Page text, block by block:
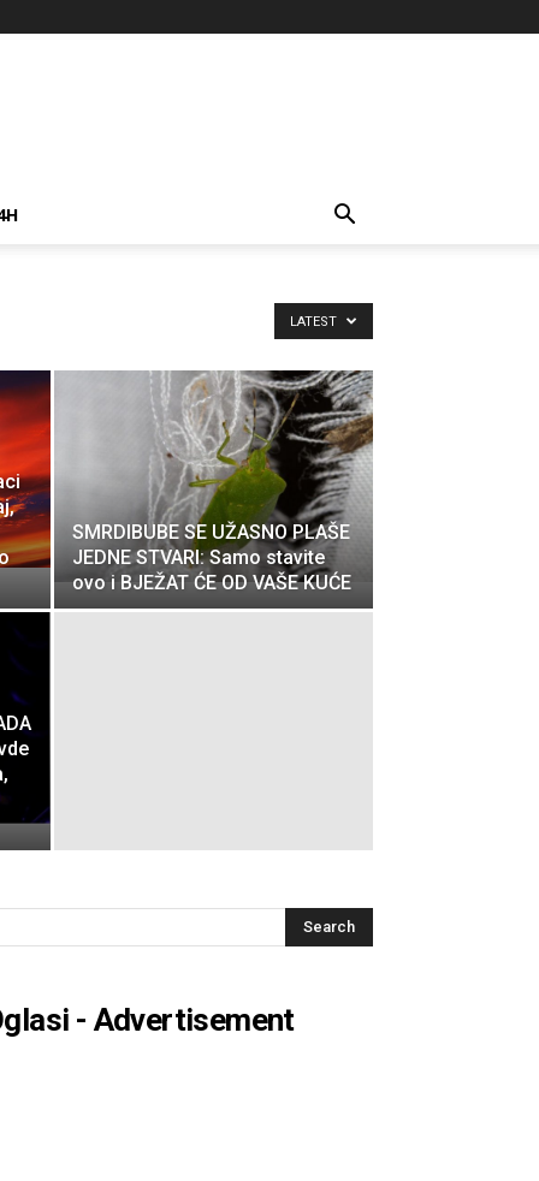
LATEST
SMRDIBUBE SE UŽASNO PLAŠE
JEDNE STVARI: Samo stavite
ovo i BJEŽAT ĆE OD VAŠE KUĆE
- Advertisement